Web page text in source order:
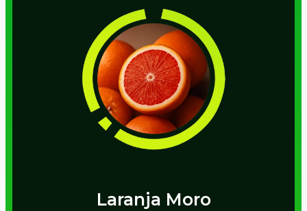
Laranja Moro